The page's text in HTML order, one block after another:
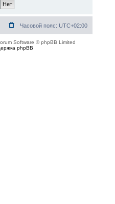
Часовой пояс: UTC+02:00
Software © phpBB Limited
phpBB